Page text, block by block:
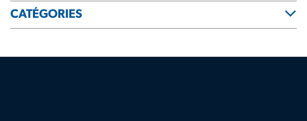
upskilling-
can-
ease-
CATÉGORIES